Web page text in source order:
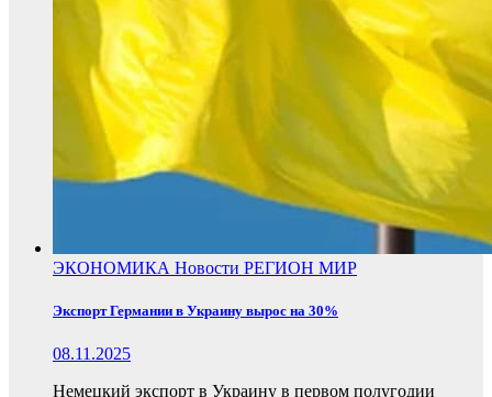
ЭКОНОМИКА Новости РЕГИОН МИР
Экспорт Германии в Украину вырос на 30%
08.11.2025
Немецкий экспорт в Украину в первом полугодии